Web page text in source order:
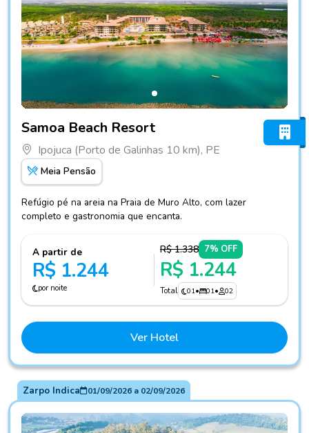
Samoa Beach Resort
Ipojuca (Porto de Galinhas 10 km), PE
Meia Pensão
Refúgio pé na areia na Praia de Muro Alto, com lazer
completo e gastronomia que encanta.
A partir de
R$ 1.244
por noite
R$ 1.338 7% OFF
R$ 1.244
Total 01• 01• 02
Ver Hotel
Zarpo Indica 01/09/2026a 02/09/2026